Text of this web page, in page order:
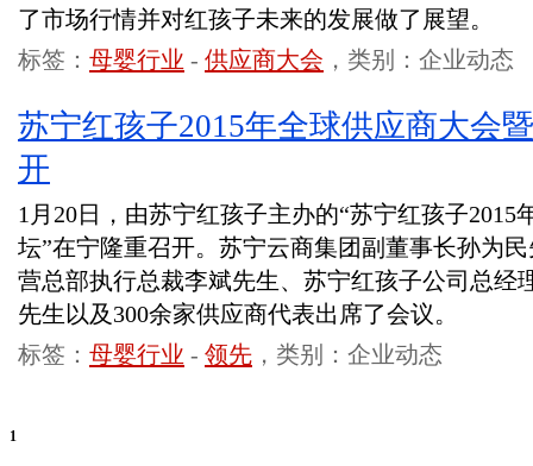
了市场行情并对红孩子未来的发展做了展望。
标签： 母婴行业 - 供应商大会 ，类别：企业动态
苏宁红孩子2015年全球供应商大会
开
1月20日，由苏宁红孩子主办的“苏宁红孩子2015
坛”在宁隆重召开。苏宁云商集团副董事长孙为
营总部执行总裁李斌先生、苏宁红孩子公司总经
先生以及300余家供应商代表出席了会议。
标签： 母婴行业 - 领先 ，类别：企业动态
1